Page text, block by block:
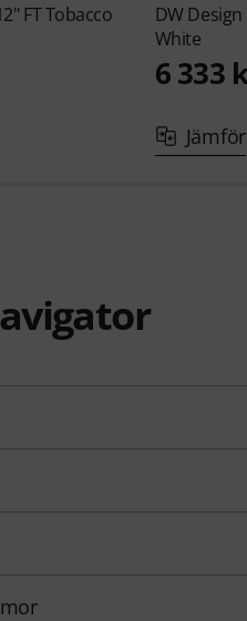
FT Tobacco DWDesign
White
6 333
Jämför